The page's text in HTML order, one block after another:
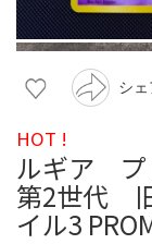
シェ
HOT !
ルギア プ
第2世代
イル3